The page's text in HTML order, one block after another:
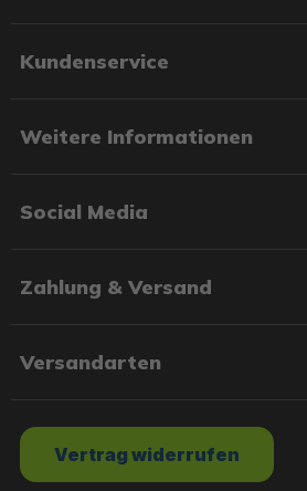
Kundenservice
Weitere Informationen
Social Media
Zahlung & Versand
Versandarten
Vertrag widerrufen